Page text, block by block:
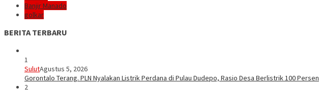
Banjir Manado
golkar
BERITA TERBARU
1
SulutAgustus 5, 2026
Gorontalo Terang. PLN Nyalakan Listrik Perdana di Pulau Dudepo, Rasio Desa Berlistrik 100 Persen
2